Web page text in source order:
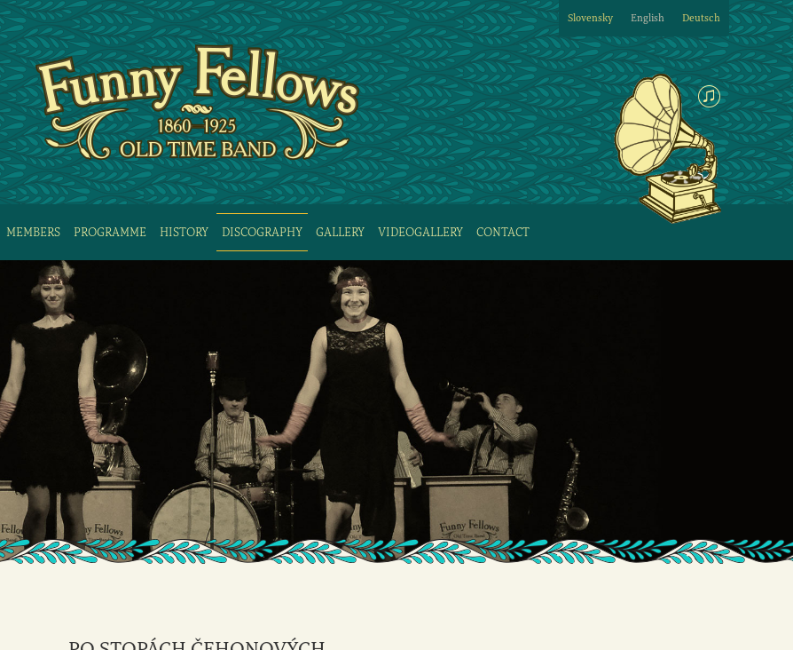
Slovensky English Deutsch
MEMBERS PROGRAMME HISTORY DISCOGRAPHY GALLERY VIDEOGALLERY CONTACT